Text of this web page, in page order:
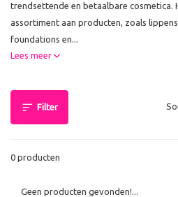
trendsettende en betaalbare cosmetica.
assortiment aan producten, zoals
foundations en...
Lees meer
Filter
0 producten
Geen producten gevonden!...